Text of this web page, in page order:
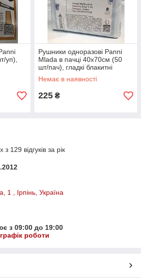
уп),
Рушники одноразові Panni
Mlada в пачці 40х70см (50
шт/пач), гладкі блакитні
Немає в наявності
225 ₴
129 відгуків за рік
1 , Ірпінь, Україна
з 09:00 до 19:00
роботи